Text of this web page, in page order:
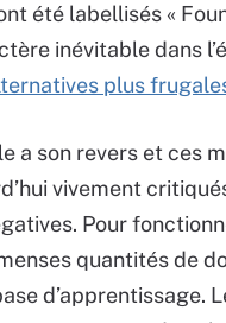
été labellisés «
inévitable dans
plus
a son revers et ces
vivement
Pour
quantités de
d’apprentissage.